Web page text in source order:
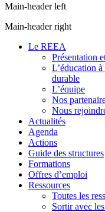
Main-header left
Main-header right
Le REEA
Présentation
L’éducation
durable
L’équipe
Nos
Nous
Actualités
Agenda
Actions
Guide des structures
Formations
Offres d’emploi
Ressources
Toutes les
Sortir avec